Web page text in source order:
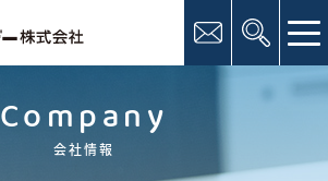
Company
会社情報